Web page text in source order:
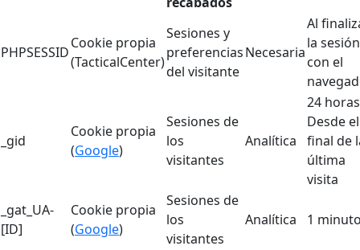
PHPSESSID
Cookie propia
(TacticalCenter)
Sesiones y
preferencias
del visitante
Necesaria
Al
la sesión
con el
_gid
Cookie propia
(Google)
Sesiones de
los
visitantes
Analítica
24
Desde el
final de
última
visita
_gat_UA-
[ID]
Cookie propia
(Google)
Sesiones de
los
visitantes
Analítica 1